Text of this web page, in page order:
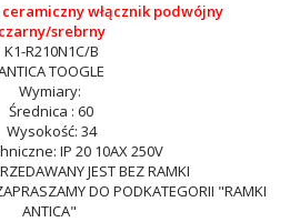
ceramiczny włącznik podwójny
czarny/srebrny
K1-R210N1C/B
TOOGLE
Wymiary:
Średnica : 60
Wysokość: 34
IP 20 10AX 250V
JEST BEZ RAMKI
DO PODKATEGORII "RAMKI
ANTICA"